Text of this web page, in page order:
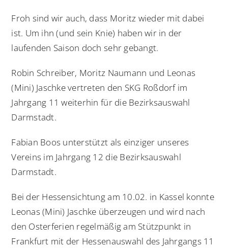
Froh sind wir auch, dass Moritz wieder mit dabei
ist. Um ihn (und sein Knie) haben wir in der
laufenden Saison doch sehr gebangt.
Robin Schreiber, Moritz Naumann und Leonas
(Mini) Jaschke vertreten den SKG Roßdorf im
Jahrgang 11 weiterhin für die Bezirksauswahl
Darmstadt.
Fabian Boos unterstützt als einziger unseres
Vereins im Jahrgang 12 die Bezirksauswahl
Darmstadt.
Bei der Hessensichtung am 10.02. in Kassel konnte
Leonas (Mini) Jaschke überzeugen und wird nach
den Osterferien regelmäßig am Stützpunkt in
Frankfurt mit der Hessenauswahl des Jahrgangs 11